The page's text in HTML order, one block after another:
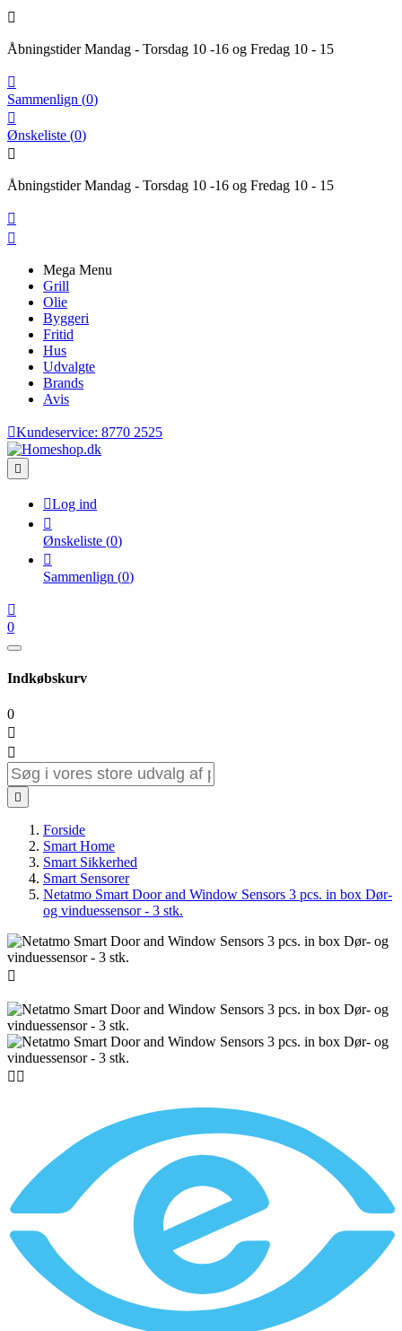

Åbningstider Mandag - Torsdag 10 -16 og Fredag 10 - 15

Sammenlign (0)

Ønskeliste (0)

Åbningstider Mandag - Torsdag 10 -16 og Fredag 10 - 15


Mega Menu
Grill
Olie
Byggeri
Fritid
Hus
Udvalgte
Brands
Avis
Kundeservice: 8770 2525

Log ind

Ønskeliste (0)

Sammenlign (0)

0
Indkøbskurv
0



Forside
Smart Home
Smart Sikkerhed
Smart Sensorer
Netatmo Smart Door and Window Sensors 3 pcs. in box Dør-
og vinduessensor - 3 stk.

 